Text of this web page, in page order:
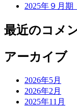
2025年９月
最近のコメ
アーカイブ
2026年5月
2026年2月
2025年11月